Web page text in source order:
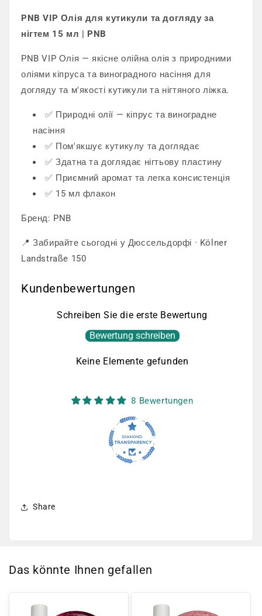
PNB VIP Олія для кутикули та догляду за
нігтем 15 мл | PNB
PNB VIP Олія — якісне олійна олія з природними
оліями кіпруса та виноградного насіння для
догляду та м'якості кутикули та нігтяного ліжка.
✅ Природні олії — кіпрус та виноградне
насіння
✅ Пом'якшує кутикулу та доглядає
✅ Здатна та доглядає нігтьову пластину
✅ Приємний аромат та легка консистенція
✅ 15 мл флакон
Бренд: PNB
📍 Забирайте сьогодні у Дюссельдорфі · Kölner
Landstraße 150
Kundenbewertungen
Schreiben Sie die erste Bewertung
Bewertung schreiben
Keine Elemente gefunden
8 Bewertungen
Share
Das könnte Ihnen gefallen